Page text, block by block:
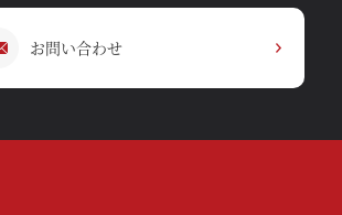
お問い合わせ